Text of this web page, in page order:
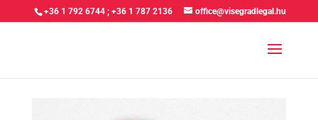
+36 1 792 6744 ;+36 1 787 2136 office@visegradlegal.hu